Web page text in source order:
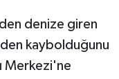
denize giren
kaybolduğunu
Merkezi'ne